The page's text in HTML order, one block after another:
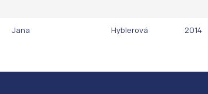
Jana Hyblerová 2014